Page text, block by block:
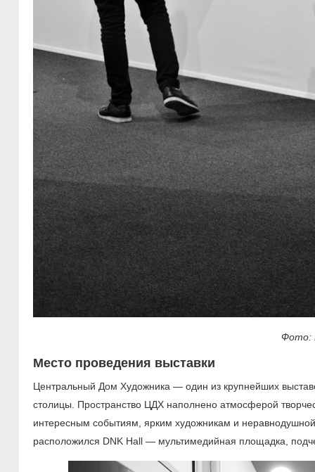
Фото:
Место проведения выставки
Центральный Дом Художника — один из крупнейших
столицы. Пространство ЦДХ наполнено атмосферой
интересным событиям, ярким художникам и
расположился DNK Hall — мультимедийная площадка,